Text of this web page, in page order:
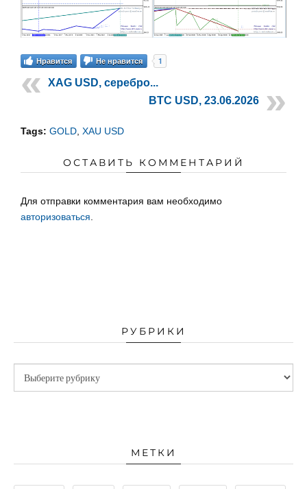
Нравится 1
Не нравится
XAG USD, серебро...
BTC USD, 23.06.2026
Tags: GOLD XAU USD
ОСТАВИТЬ КОММЕНТАРИЙ
Для отправки комментария вам необходимо
авторизоваться
РУБРИКИ
МЕТКИ